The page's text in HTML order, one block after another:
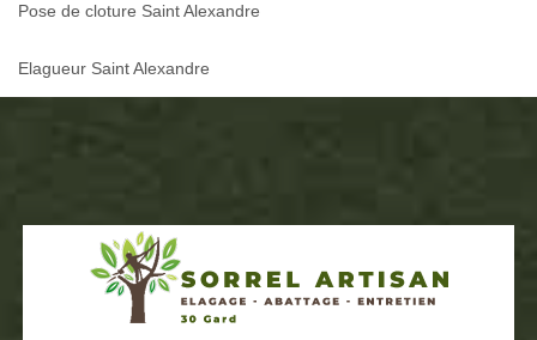
Pose de cloture Saint Alexandre
Elagueur Saint Alexandre